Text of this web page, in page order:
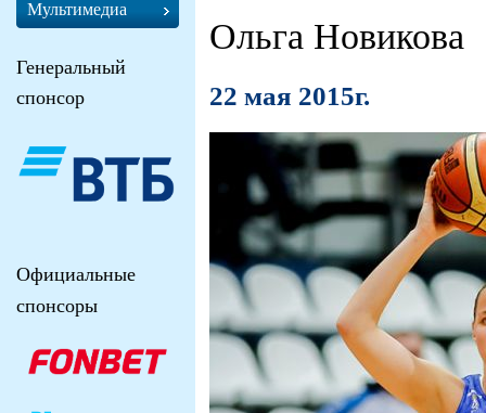
Ольга Новикова
22 мая 2015г.
Мультимедиа
Генеральный
спонсор
Официальные
спонсоры